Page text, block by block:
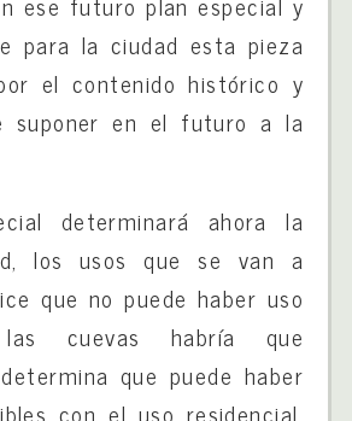
para la ciudad esta pieza
el contenido histórico y
suponer en el futuro a la
determinará ahora la
los usos que se van a
que no puede haber uso
las cuevas habría que
que puede haber